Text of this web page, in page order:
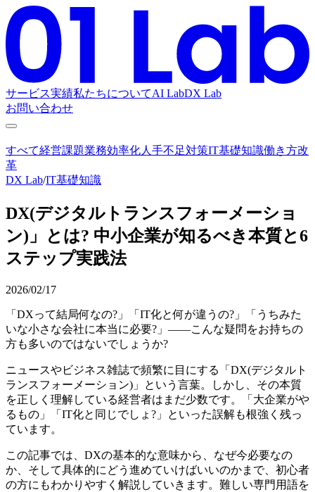
サービス実績私たちについてAI LabDX Lab
お問い合わせ
すべて経営課題業務効率化人手不足対策IT基礎知識働き方改
革
DX Lab/IT基礎知識
DX(デジタルトランスフォーメーショ
ン)」とは? 中小企業が知るべき本質と6
ステップ実践法
2026/02/17
「DXって結局何なの?」「IT化と何が違うの?」「うちみた
いな小さな会社に本当に必要?」――こんな疑問をお持ちの
方も多いのではないでしょうか?
ニュースやビジネス雑誌で頻繁に目にする「DX(デジタルト
ランスフォーメーション)」という言葉。しかし、その本質
を正しく理解している経営者はまだ少数です。「大企業がや
るもの」「IT化と同じでしょ?」といった誤解も根強く残っ
ています。
この記事では、DXの基本的な意味から、なぜ今必要なの
か、そして具体的にどう進めていけばいいのかまで、初心者
の方にもわかりやすく解説していきます。難しい専門用語を